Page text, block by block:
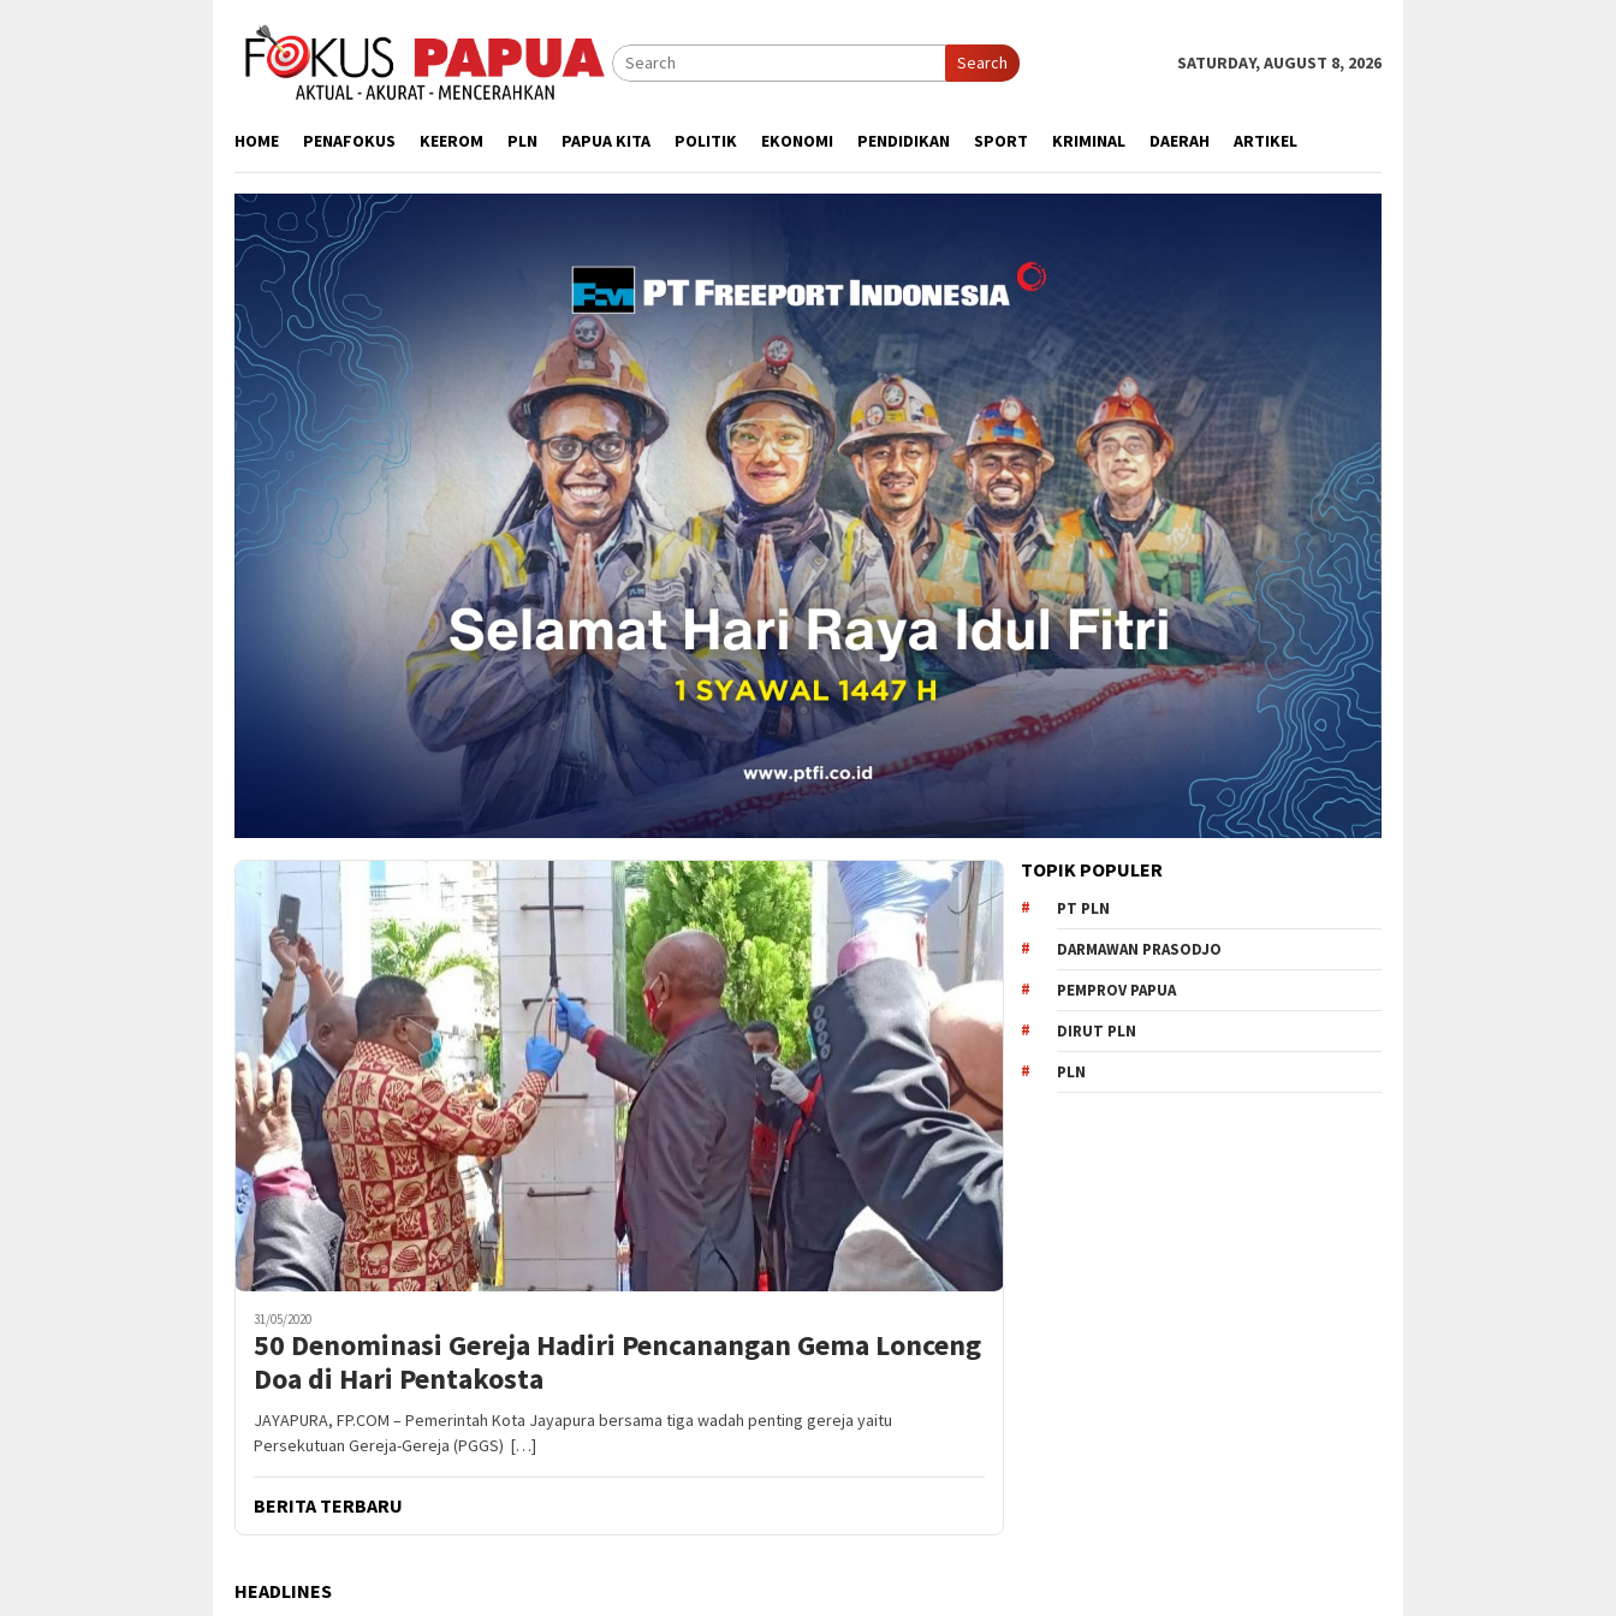
content
Search SATURDAY, AUGUST 8, 2026
HOME PENAFOKUS KEEROM PLN PAPUA KITA POLITIK EKONOMI PENDIDIKAN SPORT KRIMINAL DAERAH ARTIKEL
31/05/2020
50 Denominasi Gereja Hadiri Pencanangan Gema Lonceng
Doa di Hari Pentakosta
JAYAPURA, FP.COM – Pemerintah Kota Jayapura bersama tiga wadah penting gereja yaitu
Persekutuan Gereja-Gereja (PGGS) […]
BERITA TERBARU
HEADLINES
TOPIK POPULER
PT PLN
DARMAWAN PRASODJO
PEMPROV PAPUA
DIRUT PLN
PLN